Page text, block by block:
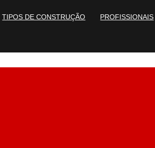
TIPOS DE CONSTRUÇÃO PROFISSIONAIS